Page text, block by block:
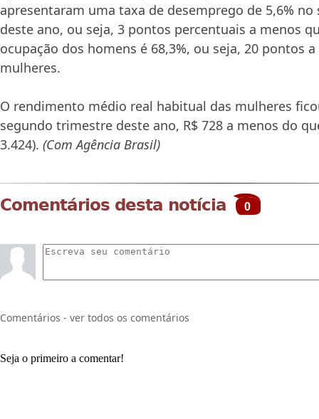
apresentaram uma taxa de desemprego de 5,6%
deste ano, ou seja, 3 pontos percentuais a menos
ocupação dos homens é 68,3%, ou seja, 20 pontos
mulheres.
O rendimento médio real habitual das mulheres
segundo trimestre deste ano, R$ 728 a menos do
3.424). (Com Agência Brasil)
Comentários desta notícia 0
Comentários - ver todos os comentários
Seja o primeiro a comentar!